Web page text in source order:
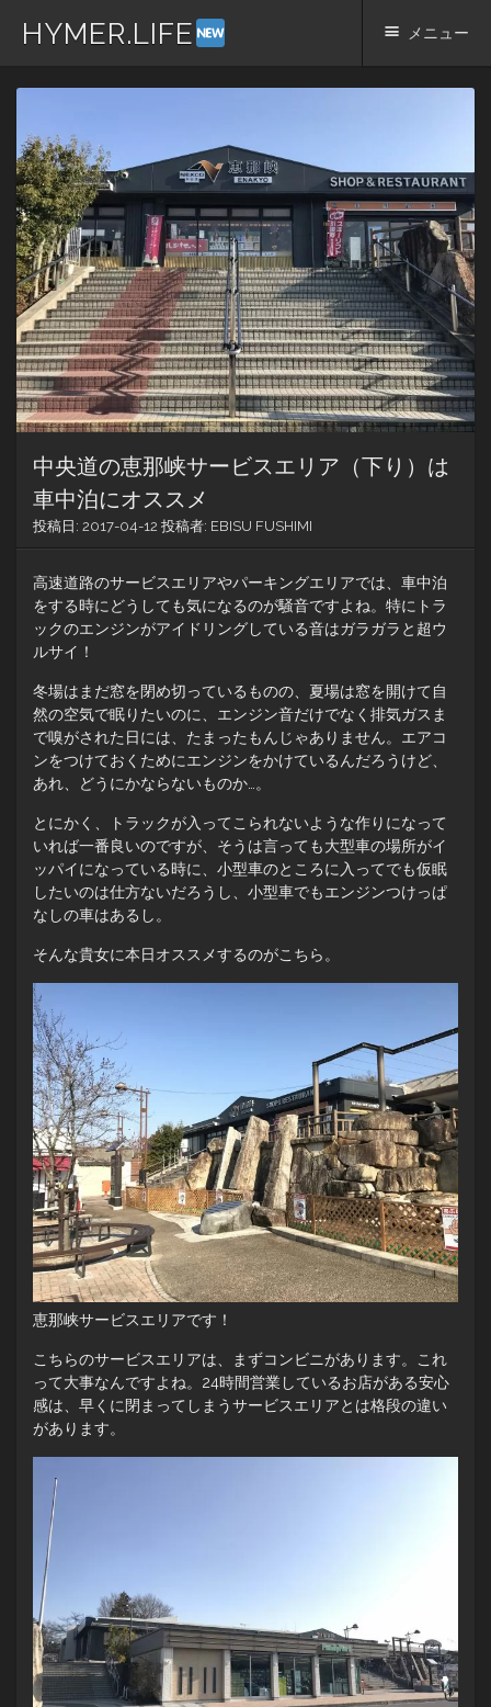
HYMER.LIFE メニュー
コ
テ
ン
ツ
へ
ス
キ
ッ
プ
中央道の恵那峡サービスエリア（下り）は
車中泊にオススメ
投稿日: 2017-04-12 投稿者: EBISU FUSHIMI
高速道路のサービスエリアやパーキングエリアでは、車中泊
をする時にどうしても気になるのが騒音ですよね。特にトラ
ックのエンジンがアイドリングしている音はガラガラと超ウ
ルサイ！
冬場はまだ窓を閉め切っているものの、夏場は窓を開けて自
然の空気で眠りたいのに、エンジン音だけでなく排気ガスま
で嗅がされた日には、たまったもんじゃありません。エアコ
ンをつけておくためにエンジンをかけているんだろうけど、
あれ、どうにかならないものか…。
とにかく、トラックが入ってこられないような作りになって
いれば一番良いのですが、そうは言っても大型車の場所がイ
ッパイになっている時に、小型車のところに入ってでも仮眠
したいのは仕方ないだろうし、小型車でもエンジンつけっぱ
なしの車はあるし。
そんな貴女に本日オススメするのがこちら。
恵那峡サービスエリアです！
こちらのサービスエリアは、まずコンビニがあります。これ
って大事なんですよね。24時間営業しているお店がある安心
感は、早くに閉まってしまうサービスエリアとは格段の違い
があります。